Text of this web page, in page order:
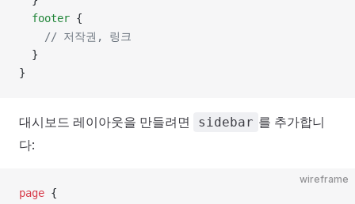
  footer
{
    // 저작권, 링크
  }
}
대시보드 레이아웃을 만들려면 sidebar 를 추가합니
다:
wireframe
page {